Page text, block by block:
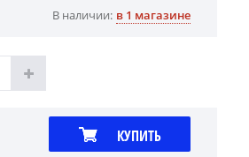
В наличии: в 1 магазине
КУПИТЬ